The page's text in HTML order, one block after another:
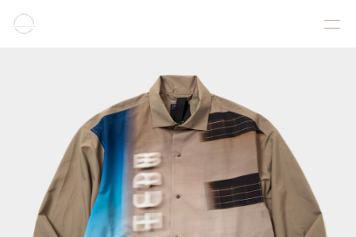
COLLECTION
PRODUCT
GALLERY
ONLINE STORE
STORELIST